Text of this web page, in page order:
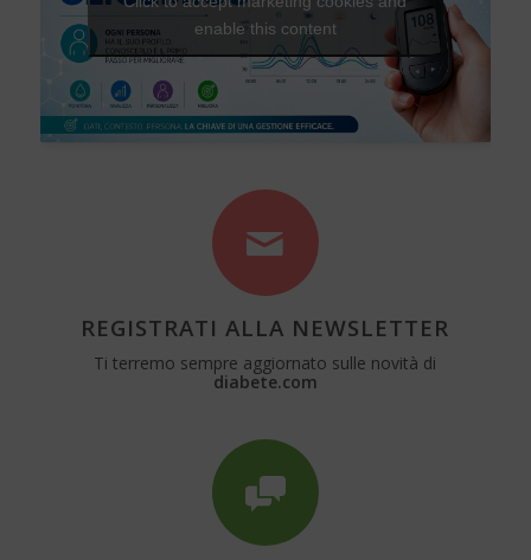
enable this content
REGISTRATI ALLA NEWSLETTER
Ti terremo sempre aggiornato sulle novità di
diabete.com